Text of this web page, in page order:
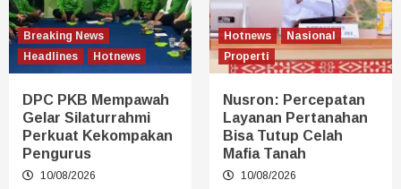
Breaking News
Headlines
Hotnews
DPC PKB Mempawah
Gelar Silaturrahmi
Perkuat Kekompakan
Pengurus
10/08/2026
Hotnews
Nasional
Properti
Nusron: Percepatan
Layanan Pertanahan
Bisa Tutup Celah
Mafia Tanah
10/08/2026